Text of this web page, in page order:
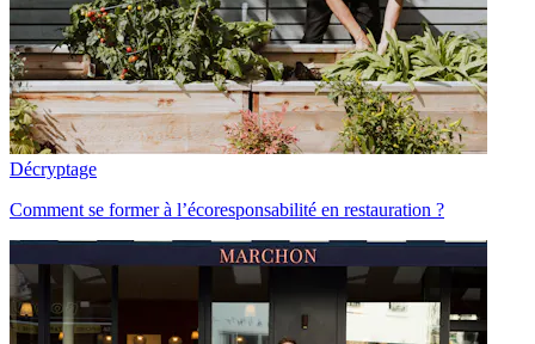
Décryptage
Comment se former à l’écoresponsabilité en restauration ?